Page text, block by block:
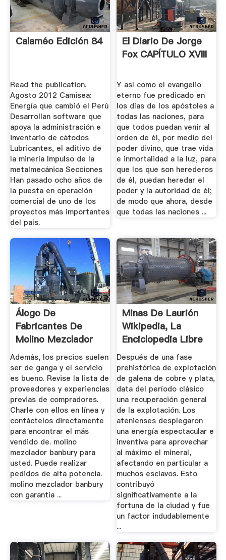
Calaméo Edición 84
Read the publication.
Agosto 2012 Camisea:
Energía que cambió el Perú
Desarrollan software que
apoya la administración e
inventario de cátodos
Lubricantes, el aditivo de
la minería Impulso de la
metalmecánica Secciones
Han pasado ocho años de
la puesta en operación
comercial de uno de los
proyectos más importantes
del país.
El Diario De Jorge
Fox CAPÍTULO XVIII
Y así como el evangelio
eterno fue predicado en
los días de los apóstoles a
todas las naciones, para
que todos puedan venir al
orden de él, por medio del
poder divino, que trae vida
e inmortalidad a la luz, para
que los que son herederos
de él, puedan heredar el
poder y la autoridad de él;
de modo que ahora, desde
que todas las naciones ...
Álogo De
Fabricantes De
Molino Mezclador
Banbury De ...
Además, los precios suelen
ser de ganga y el servicio
es bueno. Revise la lista de
proveedores y experiencias
previas de compradores.
Charle con ellos en línea y
contáctelos directamente
para encontrar el más
vendido de. molino
mezclador banbury para
usted. Puede realizar
pedidos de alta potencia.
molino mezclador banbury
con garantía ...
Minas De Laurión
Wikipedia, La
Enciclopedia Libre
Después de una fase
prehistórica de explotación
de galena de cobre y plata,
data del período clásico
una recuperación general
de la explotación. Los
atenienses desplegaron
una energía espectacular e
inventiva para aprovechar
al máximo el mineral,
afectando en particular a
muchos esclavos. Esto
contribuyó
significativamente a la
fortuna de la ciudad y fue
un factor indudablemente
...